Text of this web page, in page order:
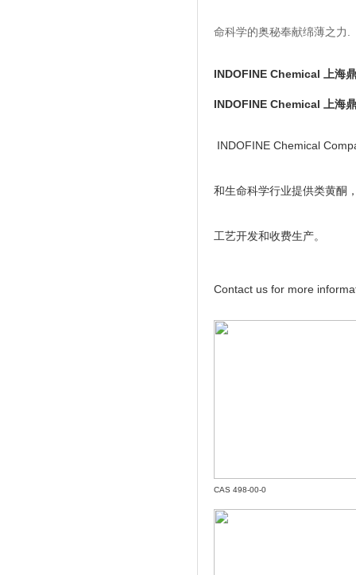
命科学的奥秘奉献绵薄之力.
INDOFINE Chemical 上海
INDOFINE Chemical 上海
INDOFINE Chemical
和生命科学行业提供类黄酮
工艺开发和收费生产。
Contact us for more
CAS 498-00-0